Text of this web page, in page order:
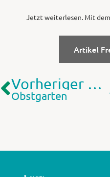
Jetzt weiterlesen. Mit
Artikel
Vorheriger Artikel
Obstgarten